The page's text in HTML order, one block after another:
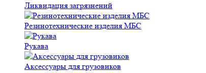
Ликвидация загрязнений
Резинотехнические изделия МБС
Рукава
Аксессуары для грузовиков